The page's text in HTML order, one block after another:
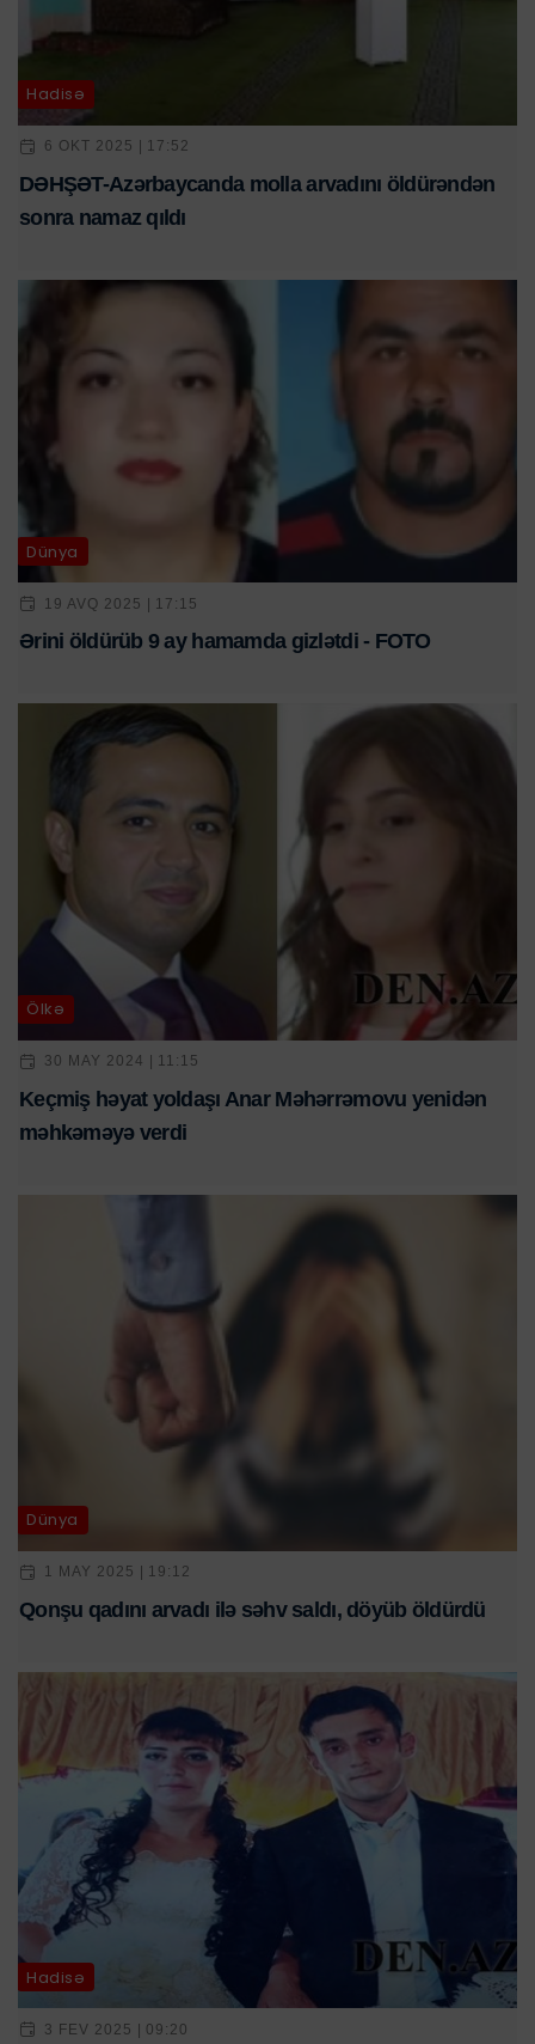
Hadisə
6 OKT 2025 | 17:52
DƏHŞƏT-Azərbaycanda molla arvadını öldürəndən
sonra namaz qıldı
Dünya
19 AVQ 2025 | 17:15
Ərini öldürüb 9 ay hamamda gizlətdi - FOTO
Ölkə
30 MAY 2024 | 11:15
Keçmiş həyat yoldaşı Anar Məhərrəmovu yenidən
məhkəməyə verdi
Dünya
1 MAY 2025 | 19:12
Qonşu qadını arvadı ilə səhv saldı, döyüb öldürdü
Hadisə
3 FEV 2025 | 09:20